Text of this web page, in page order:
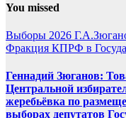
You missed
Выборы 2026
Фракция КПРФ в
Геннадий Зюганов:
Центральной
жеребьёвка по
выборах депутатов